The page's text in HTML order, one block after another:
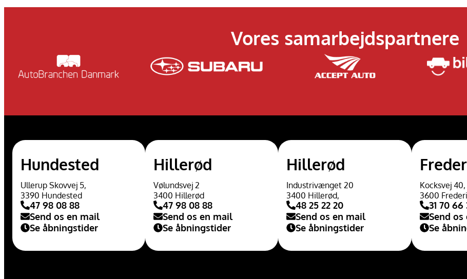
Vores samarbejdspartnere
Hundested
Ullerup Skovvej 5,
3390 Hundested
47 98 08 88
Send os en mail
Se åbningstider
Hillerød
Vølundsvej 2
3400 Hillerød
47 98 08 88
Send os en mail
Se åbningstider
Hillerød
Industrivænget 20
3400 Hillerød,
48 25 22 20
Send os en mail
Se åbningstider
Kocksvej 40,
3600
31 70 66
Send
Se